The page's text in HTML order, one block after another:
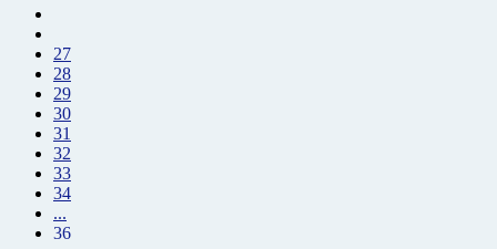
27
28
29
30
31
32
33
34
...
36